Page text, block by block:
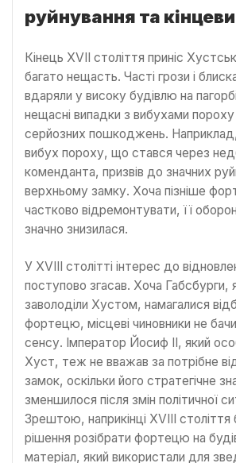
руйнування та
Кінець XVII століття приніс
багато нещасть. Часті грози і
вдаряли у високу будівлю на
нещасні випадки з вибухами
серйозних пошкоджень.
вибух пороху, що стався через
коменданта, призвів до значних
верхньому замку. Хоча пізніше
частково відремонтувати, її
значно знизилася.
У XVIII столітті інтерес до
поступово згасав. Хоча Габсбурги,
заволоділи Хустом, намагалися
фортецю, місцеві чиновники не
сенсу. Імператор Йосиф ІІ, який
Хуст, теж не вважав за потрібне
замок, оскільки його стратегічне
зменшилося після змін політичної
Зрештою, наприкінці XVIII століття
рішення розібрати фортецю на
матеріал, який використали для